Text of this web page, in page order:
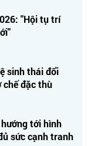
"Hội tụ trí
sinh thái đổi
chế đặc thù
tới hình
sức cạnh tranh